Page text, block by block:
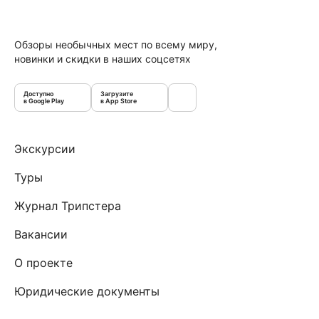
Обзоры необычных мест по всему миру,
новинки и скидки в наших соцсетях
Доступно
в Google Play
Загрузите
в App Store
Экскурсии
Туры
Журнал Трипстера
Вакансии
О проекте
Юридические документы